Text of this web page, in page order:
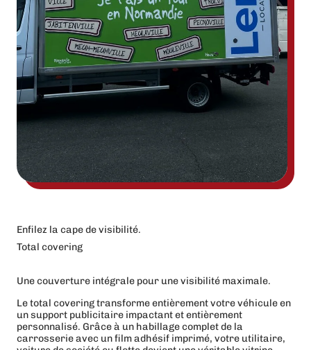
Enfilez la cape de visibilité.
Total covering
Une couverture intégrale pour une visibilité maximale.
Le total covering transforme entièrement votre véhicule en
un support publicitaire impactant et entièrement
personnalisé. Grâce à un habillage complet de la
carrosserie avec un film adhésif imprimé, votre utilitaire,